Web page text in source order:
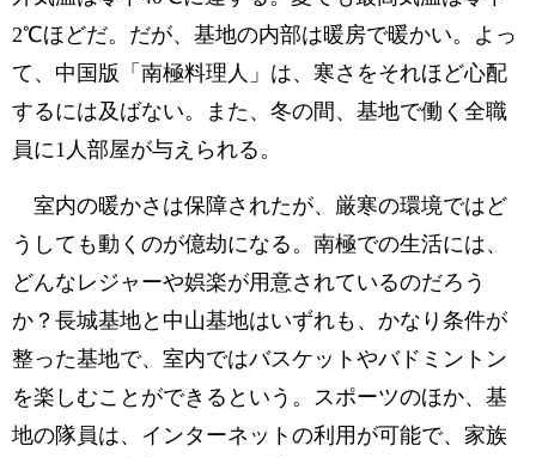
2℃ほどだ。だが、基地の内部は暖房で暖かい。よっ
て、中国版「南極料理人」は、寒さをそれほど心配
するには及ばない。また、冬の間、基地で働く全職
員に1人部屋が与えられる。
室内の暖かさは保障されたが、厳寒の環境ではど
うしても動くのが億劫になる。南極での生活には、
どんなレジャーや娯楽が用意されているのだろう
か？長城基地と中山基地はいずれも、かなり条件が
整った基地で、室内ではバスケットやバドミントン
を楽しむことができるという。スポーツのほか、基
地の隊員は、インターネットの利用が可能で、家族